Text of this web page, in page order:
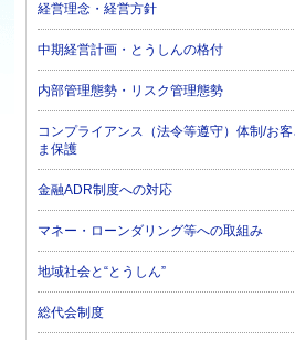
経営理念・経営方針
中期経営計画・とうしんの格付
内部管理態勢・リスク管理態勢
コンプライアンス（法令等遵守）体制/お客
ま保護
金融ADR制度への対応
マネー・ローンダリング等への取組み
地域社会と“とうしん”
総代会制度